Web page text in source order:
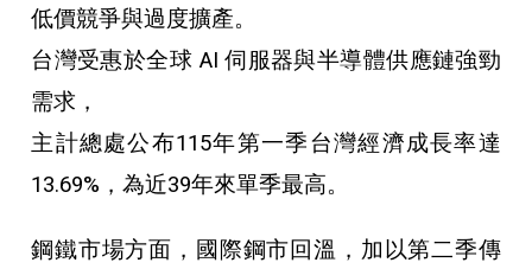
低價競爭與過度擴產。
台灣受惠於全球 AI 伺服器與半導體供應鏈強勁
需求，
主計總處公布115年第一季台灣經濟成長率達
13.69%，為近39年來單季最高。
鋼鐵市場方面，國際鋼市回溫，加以第二季傳